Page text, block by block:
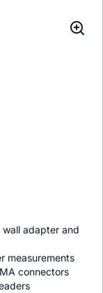
adapter and
measurements
connectors